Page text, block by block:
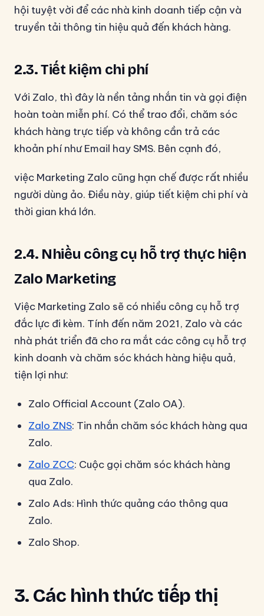
hội tuyệt vời để các nhà kinh doanh tiếp cận và
truyền tải thông tin hiệu quả đến khách hàng.
2.3. Tiết kiệm chi phí
Với Zalo, thì đây là nền tảng nhắn tin và gọi điện
hoàn toàn miễn phí. Có thể trao đổi, chăm sóc
khách hàng trực tiếp và không cần trả các
khoản phí như Email hay SMS. Bên cạnh đó,
việc Marketing Zalo cũng hạn chế được rất nhiều
người dùng ảo. Điều này, giúp tiết kiệm chi phí và
thời gian khá lớn.
2.4. Nhiều công cụ hỗ trợ thực hiện
Zalo Marketing
Việc Marketing Zalo sẽ có nhiều công cụ hỗ trợ
đắc lực đi kèm. Tính đến năm 2021, Zalo và các
nhà phát triển đã cho ra mắt các công cụ hỗ trợ
kinh doanh và chăm sóc khách hàng hiệu quả,
tiện lợi như:
Zalo Official Account (Zalo OA).
Zalo ZNS: Tin nhắn chăm sóc khách hàng qua
Zalo.
Zalo ZCC: Cuộc gọi chăm sóc khách hàng
qua Zalo.
Zalo Ads: Hình thức quảng cáo thông qua
Zalo.
Zalo Shop.
3. Các hình thức tiếp thị